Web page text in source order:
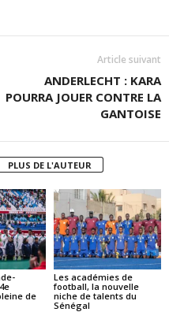
Article suivant
ANDERLECHT : KARA
POURRA JOUER CONTRE LA
GANTOISE
PLUS DE L'AUTEUR
de
Les académies de
football, la nouvelle
niche de talents du
Sénégal